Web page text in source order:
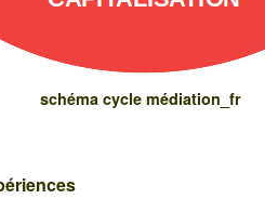
schéma cycle médiation_fr